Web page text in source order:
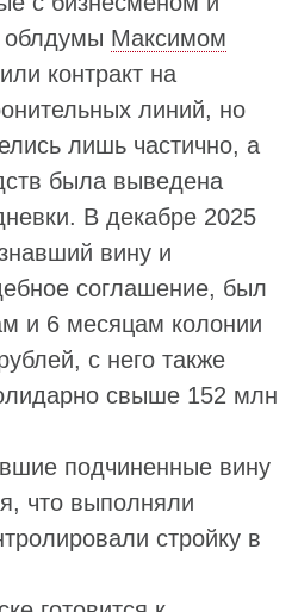
Максимом
контракт на
линий, но
лишь частично, а
была выведена
В декабре 2025
вину и
соглашение, был
и 6 месяцам колонии
с него также
свыше 152 млн
подчиненные вину
что выполняли
стройку в